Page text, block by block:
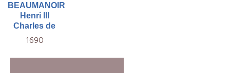
BEAUMANOIR
Henri III
Charles de
1690